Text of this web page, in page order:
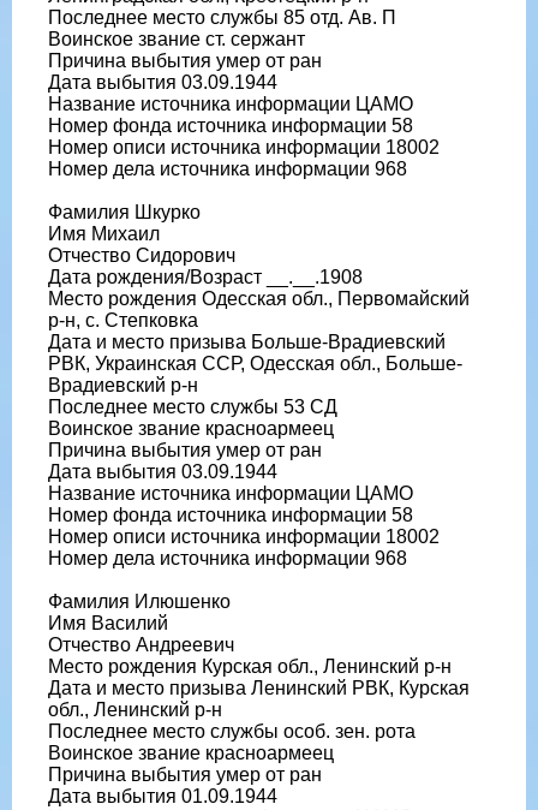
Последнее место службы 85 отд. Ав. П
Воинское звание ст. сержант
Причина выбытия умер от ран
Дата выбытия 03.09.1944
Название источника информации ЦАМО
Номер фонда источника информации 58
Номер описи источника информации 18002
Номер дела источника информации 968
Фамилия Шкурко
Имя Михаил
Отчество Сидорович
Дата рождения/Возраст __.__.1908
Место рождения Одесская обл., Первомайский
р-н, с. Степковка
Дата и место призыва Больше-Врадиевский
РВК, Украинская ССР, Одесская обл., Больше-
Врадиевский р-н
Последнее место службы 53 СД
Воинское звание красноармеец
Причина выбытия умер от ран
Дата выбытия 03.09.1944
Название источника информации ЦАМО
Номер фонда источника информации 58
Номер описи источника информации 18002
Номер дела источника информации 968
Фамилия Илюшенко
Имя Василий
Отчество Андреевич
Место рождения Курская обл., Ленинский р-н
Дата и место призыва Ленинский РВК, Курская
обл., Ленинский р-н
Последнее место службы особ. зен. рота
Воинское звание красноармеец
Причина выбытия умер от ран
Дата выбытия 01.09.1944